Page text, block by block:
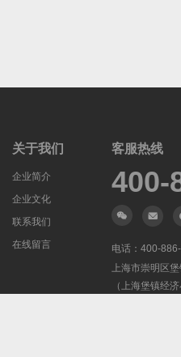
关于我们
企业简介
企业文化
联系我们
在线留言
客服热线
400-
电话：400-
上海市崇明区
（上海堡镇经济